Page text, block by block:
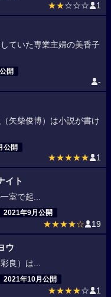
★★☆☆☆ 1
ていた専業主婦の美香子
開
-
矢柴俊博）は小説が書け
公開
★★★★★ 1
イト
室で起...
2021年9月公開
★★★★☆ 19
ウ
良）は...
2021年10月公開
★★★★☆ 1